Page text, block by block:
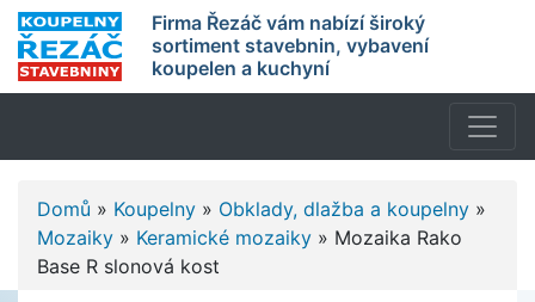
Firma Řezáč vám nabízí široký
sortiment stavebnin, vybavení
koupelen a kuchyní
Domů » Koupelny » Obklady, dlažba a koupelny »
Mozaiky » Keramické mozaiky » Mozaika Rako
Base R slonová kost